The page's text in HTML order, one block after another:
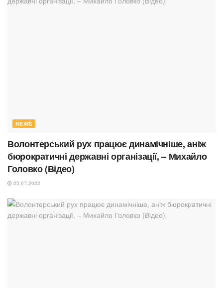
NEWS
Волонтерський рух працює динамічніше, аніж
бюрократичні державні організації, – Михайло
Головко (Відео)
25.07.2022